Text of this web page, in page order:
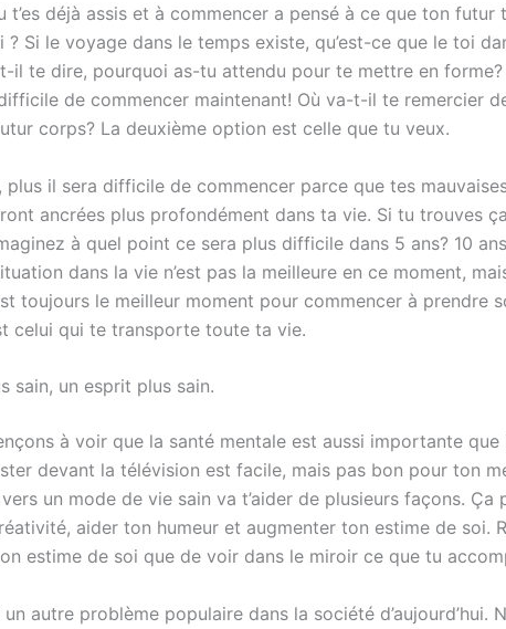
t’es déjà assis et à commencer a pensé à ce que ton futur
? Si le voyage dans le temps existe, qu’est-ce que le toi
il te dire, pourquoi as-tu attendu pour te mettre en forme?
de commencer maintenant! Où va-t-il te remercier
corps? La deuxième option est celle que tu veux.
plus il sera difficile de commencer parce que tes
ancrées plus profondément dans ta vie. Si tu trouves
à quel point ce sera plus difficile dans 5 ans? 10
dans la vie n’est pas la meilleure en ce moment,
toujours le meilleur moment pour commencer à prendre
celui qui te transporte toute ta vie.
sain, un esprit plus sain.
à voir que la santé mentale est aussi importante que
devant la télévision est facile, mais pas bon pour ton
un mode de vie sain va t’aider de plusieurs façons. Ça
aider ton humeur et augmenter ton estime de soi.
estime de soi que de voir dans le miroir ce que tu
autre problème populaire dans la société d’aujourd’hui.